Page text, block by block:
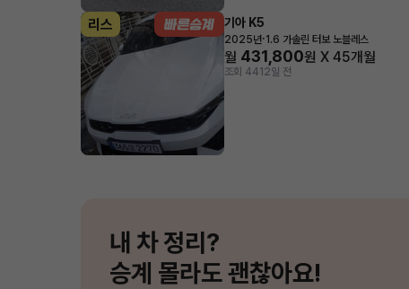
리스 기아 K5
2025년·1.6 가솔린 터보 노블레스
월 431,800원 X 45개월
조회 441 2일 전
내 차 정리?
승계 몰라도 괜찮아요!